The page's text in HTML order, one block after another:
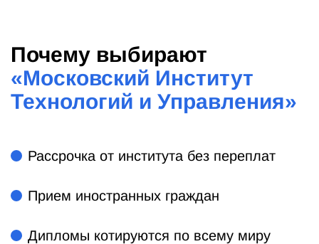
Почему выбирают
«Московский Институт
Технологий и Управления»
Рассрочка от института без переплат
Прием иностранных граждан
Дипломы котируются по всему миру